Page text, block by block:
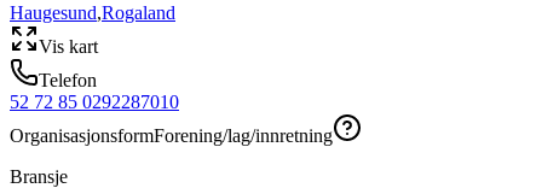
Haugesund,Rogaland
Vis kart
Telefon
52 72 85 0292287010
OrganisasjonsformForening/lag/innretning
Bransje